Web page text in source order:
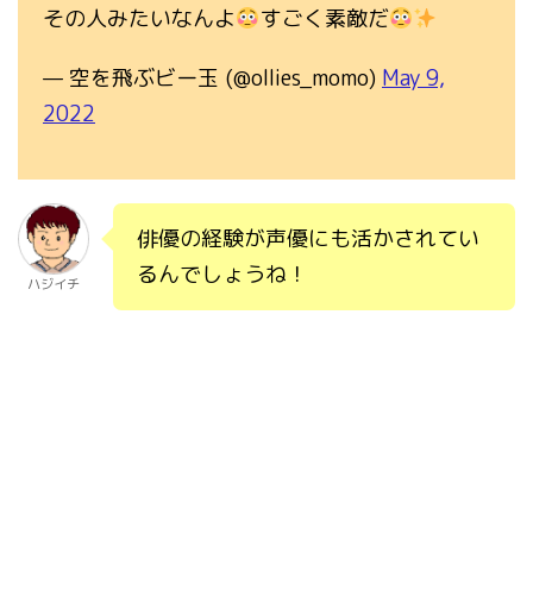
その人みたいなんよ
すごく素敵だ
— 空を飛ぶビー玉 (@ollies_momo) May 9,
2022
ハジイチ
俳優の経験が声優にも活かされてい
るんでしょうね！